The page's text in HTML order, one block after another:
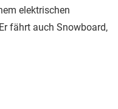
elektrischen
fährt auch Snowboard,